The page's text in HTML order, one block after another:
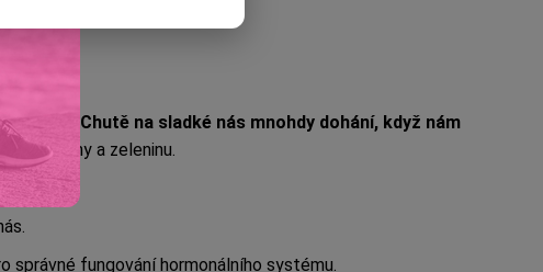
Chutě na sladké nás mnohdy dohání, když nám
těstoviny a zeleninu.
fungování hormonálního systému.